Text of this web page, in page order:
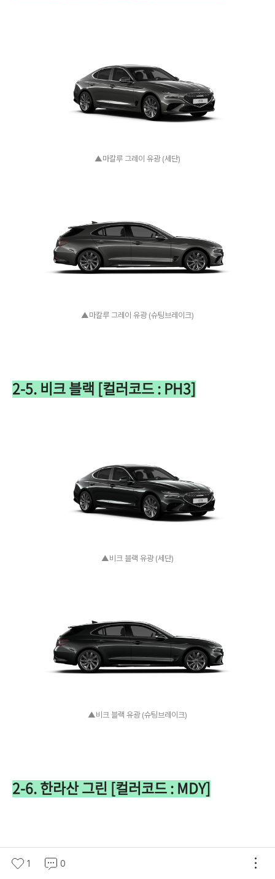
▲마칼루 그레이 유광 (세단)
▲마칼루 그레이 유광 (슈팅브레이크)
2-5. 비크 블랙 [컬러코드 : PH3]
▲비크 블랙 유광 (세단)
▲비크 블랙 유광 (슈팅브레이크)
2-6. 한라산 그린 [컬러코드 : MDY]
1 0